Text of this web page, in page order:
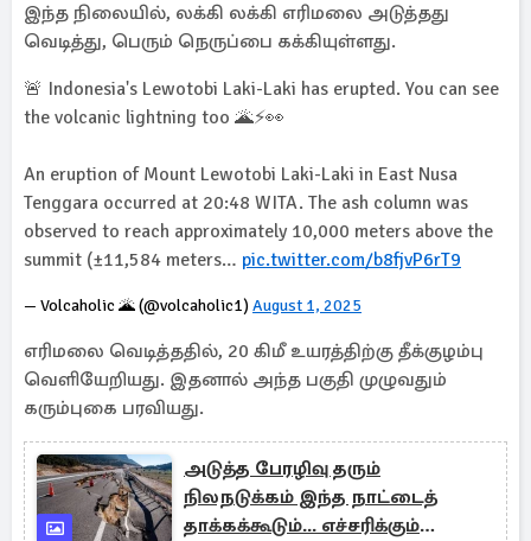
இந்த நிலையில், லக்கி லக்கி எரிமலை அடுத்தது
வெடித்து, பெரும் நெருப்பை கக்கியுள்ளது.
🚨 Indonesia's Lewotobi Laki-Laki has erupted. You can see
the volcanic lightning too 🌋⚡️👀
An eruption of Mount Lewotobi Laki-Laki in East Nusa
Tenggara occurred at 20:48 WITA. The ash column was
observed to reach approximately 10,000 meters above the
summit (±11,584 meters… pic.twitter.com/b8fjvP6rT9
— Volcaholic 🌋 (@volcaholic1) August 1, 2025
எரிமலை வெடித்ததில், 20 கிமீ உயரத்திற்கு தீக்குழம்பு
வெளியேறியது. இதனால் அந்த பகுதி முழுவதும்
கரும்புகை பரவியது.
அடுத்த பேரழிவு தரும்
நிலநடுக்கம் இந்த நாட்டைத்
தாக்கக்கூடும்... எச்சரிக்கும்